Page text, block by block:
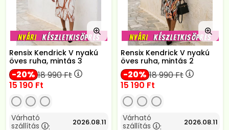
Rensix Kendrick V nyakú
öves ruha, mintás 3
20 18 990Ft
15 190 Ft
Várható
szállítás
: 2026.08.11
Rensix Kendrick V nyakú
öves ruha, mintás 2
20 18 990Ft
15 190 Ft
Várható
szállítás
: 2026.08.11